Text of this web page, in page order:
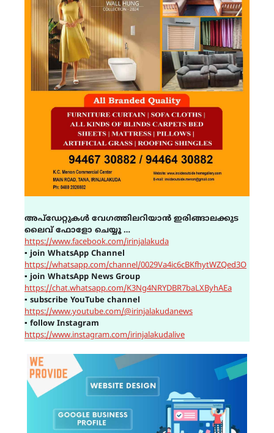
അപ്ഡേറ്റുകൾ വേഗത്തിലറിയാൻ ഇരിങ്ങാലക്കുട
ലൈവ് ഫോളോ ചെയ്യൂ …
https://www.facebook.com/irinjalakuda
▪ join WhatsApp Channel
https://whatsapp.com/channel/0029Va4ic6cBKfhytWZQed3O
▪ join WhatsApp News Group
https://chat.whatsapp.com/K3Ng4NRYDBR7baLXByhAEa
▪ subscribe YouTube channel
https://www.youtube.com/@irinjalakudanews
▪ follow Instagram
https://www.instagram.com/irinjalakudalive